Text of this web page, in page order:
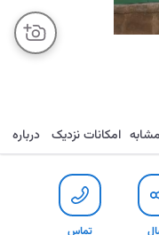
تماس
امکانات نزدیک درباره
تماس